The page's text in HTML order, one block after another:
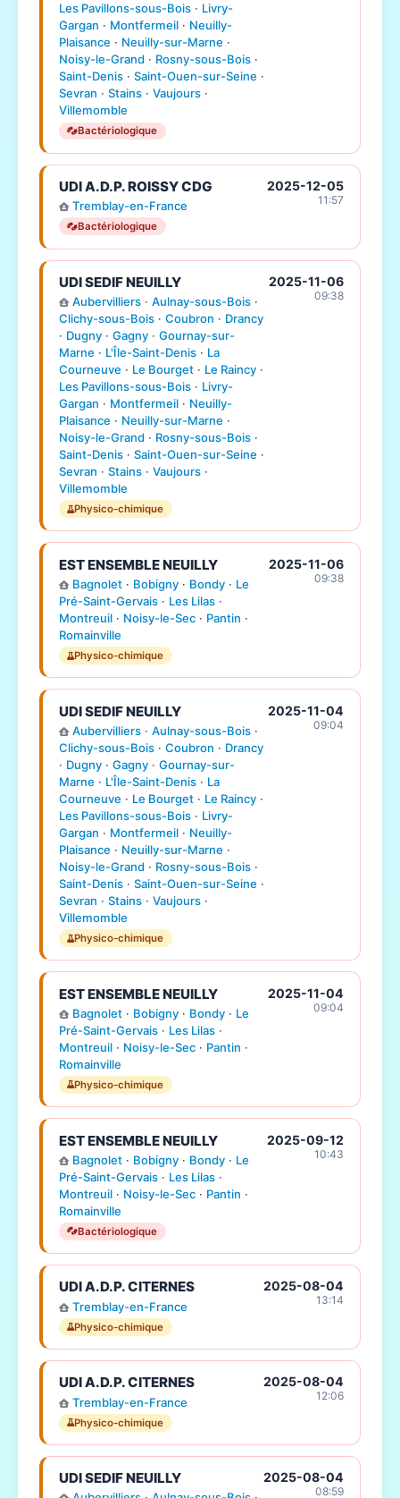
Les Pavillons-sous-Bois· Livry-
Gargan · Montfermeil· Neuilly-
Plaisance · Neuilly-sur-Marne ·
Noisy-le-Grand· Rosny-sous-Bois·
Saint-Denis· Saint-Ouen-sur-Seine ·
Sevran · Stains· Vaujours·
Villemomble
Bactériologique
UDI A.D.P. ROISSY CDG
Tremblay-en-France
Bactériologique
2025-12-05
11:57
UDI SEDIF NEUILLY
Aubervilliers· Aulnay-sous-Bois·
Clichy-sous-Bois· Coubron · Drancy
· Dugny· Gagny· Gournay-sur-
Marne · L'Île-Saint-Denis· La
Courneuve · Le Bourget· Le Raincy·
Les Pavillons-sous-Bois· Livry-
Gargan · Montfermeil· Neuilly-
Plaisance · Neuilly-sur-Marne ·
Noisy-le-Grand· Rosny-sous-Bois·
Saint-Denis· Saint-Ouen-sur-Seine ·
Sevran · Stains· Vaujours·
Villemomble
Physico-chimique
2025-11-06
09:38
EST ENSEMBLE NEUILLY
Bagnolet· Bobigny· Bondy· Le
Pré-Saint-Gervais· Les Lilas·
Montreuil· Noisy-le-Sec· Pantin ·
Romainville
Physico-chimique
2025-11-06
09:38
UDI SEDIF NEUILLY
Aubervilliers· Aulnay-sous-Bois·
Clichy-sous-Bois· Coubron · Drancy
· Dugny· Gagny· Gournay-sur-
Marne · L'Île-Saint-Denis· La
Courneuve · Le Bourget· Le Raincy·
Les Pavillons-sous-Bois· Livry-
Gargan · Montfermeil· Neuilly-
Plaisance · Neuilly-sur-Marne ·
Noisy-le-Grand· Rosny-sous-Bois·
Saint-Denis· Saint-Ouen-sur-Seine ·
Sevran · Stains· Vaujours·
Villemomble
Physico-chimique
2025-11-04
09:04
EST ENSEMBLE NEUILLY
Bagnolet· Bobigny· Bondy· Le
Pré-Saint-Gervais· Les Lilas·
Montreuil· Noisy-le-Sec· Pantin ·
Romainville
Physico-chimique
2025-11-04
09:04
EST ENSEMBLE NEUILLY
Bagnolet· Bobigny· Bondy· Le
Pré-Saint-Gervais· Les Lilas·
Montreuil· Noisy-le-Sec· Pantin ·
Romainville
Bactériologique
2025-09-12
10:43
UDI A.D.P. CITERNES
Tremblay-en-France
Physico-chimique
2025-08-04
13:14
UDI A.D.P. CITERNES
Tremblay-en-France
Physico-chimique
2025-08-04
12:06
UDI SEDIF NEUILLY 2025-08-04
08:59